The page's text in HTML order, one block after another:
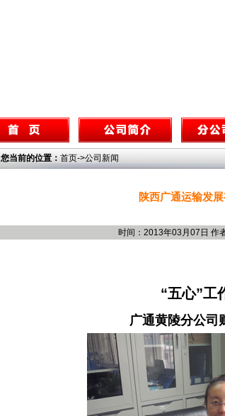
您当前的位置： 首页->公司新闻
陕西广通运输发
时间：2013年03月07日 作
“五心”工
广通黄陵分公